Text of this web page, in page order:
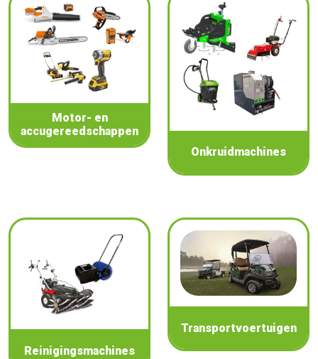
Motor- en
accugereedschappen
Onkruidmachines
Reinigingsmachines
Transportvoertuigen